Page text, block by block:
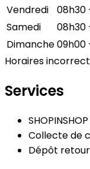
Vendredi
08h30
Samedi
08h30
Dimanche09h00
Horaires
Services
SHOPINSHOP
Collecte de
Dépôt retour